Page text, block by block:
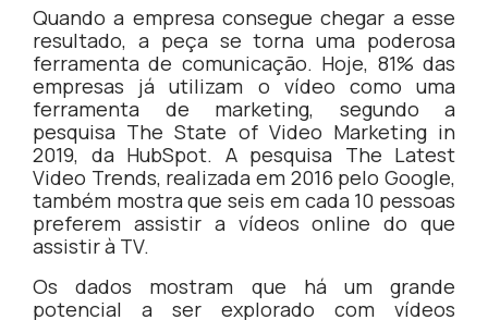
Quando a empresa consegue chegar a esse
resultado, a peça se torna uma poderosa
ferramenta de comunicação. Hoje, 81% das
empresas já utilizam o vídeo como uma
ferramenta de marketing, segundo a
pesquisa The State of Video Marketing in
2019, da HubSpot. A pesquisa The Latest
Video Trends, realizada em 2016 pelo Google,
também mostra que seis em cada 10 pessoas
preferem assistir a vídeos online do que
assistir à TV.
Os dados mostram que há um grande
potencial a ser explorado com vídeos